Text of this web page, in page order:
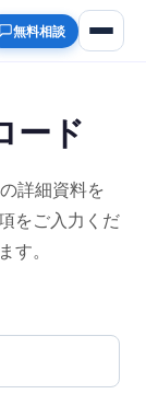
無料相談
ード
詳細資料を
をご入力くだ
す。